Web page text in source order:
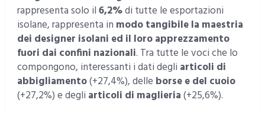
rappresenta solo il6,2%di tutte le esportazioni
isolane, rappresenta in modo tangibile la maestria
dei designer isolani ed il loro apprezzamento
fuori dai confini nazionali. Tra tutte le voci che lo
compongono, interessanti i dati degli articoli di
abbigliamento(+27,4%), delle borse e del cuoio
(+27,2%) e degli articoli di maglieria(+25,6%).